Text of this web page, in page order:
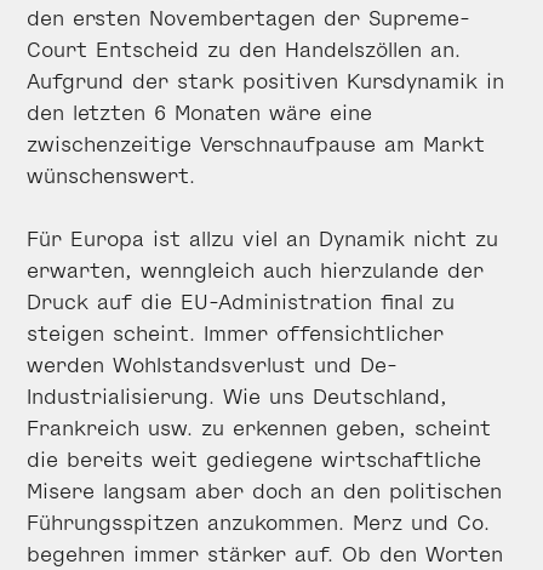
den ersten Novembertagen der Supreme-
Court Entscheid zu den Handelszöllen an.
Aufgrund der stark positiven Kursdynamik in
den letzten 6 Monaten wäre eine
zwischenzeitige Verschnaufpause am Markt
wünschenswert.
Für Europa ist allzu viel an Dynamik nicht zu
erwarten, wenngleich auch hierzulande der
Druck auf die EU-Administration final zu
steigen scheint. Immer offensichtlicher
werden Wohlstandsverlust und De-
Industrialisierung. Wie uns Deutschland,
Frankreich usw. zu erkennen geben, scheint
die bereits weit gediegene wirtschaftliche
Misere langsam aber doch an den politischen
Führungsspitzen anzukommen. Merz und Co.
begehren immer stärker auf. Ob den Worten